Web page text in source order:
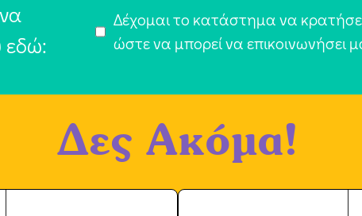
εδώ:
i
π
δ
χ
ή
Ό
Δέχομαι το κατάστημα να
ώστε να μπορεί να επικοινωνήσει
Δες Ακόμα!